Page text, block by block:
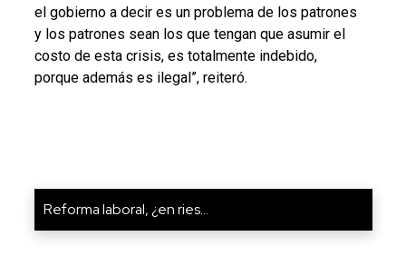
el gobierno a decir es un problema de los patrones
y los patrones sean los que tengan que asumir el
costo de esta crisis, es totalmente indebido,
porque además es ilegal”, reiteró.
Reforma laboral, ¿en ries...